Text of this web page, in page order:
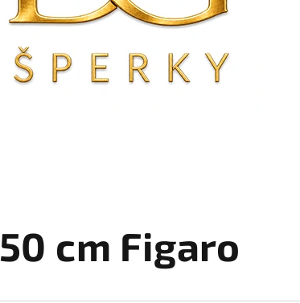
50 cm Figaro